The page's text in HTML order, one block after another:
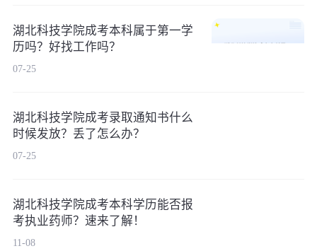
湖北科技学院成考本科属于第一学
历吗？好找工作吗？
07-25
湖北科技学院成考录取通知书什么
时候发放？丢了怎么办？
07-25
湖北科技学院成考本科学历能否报
考执业药师？速来了解！
11-08